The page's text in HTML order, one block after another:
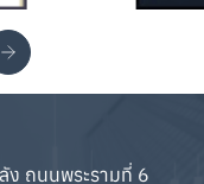
ง ถนนพระรามที่ 6